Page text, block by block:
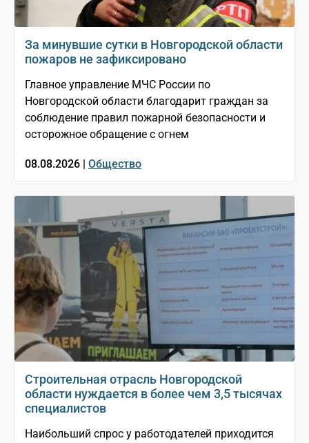
За минувшие сутки в Новгородской области
пожаров не зафиксировано
Главное управление МЧС России по
Новгородской области благодарит граждан за
соблюдение правил пожарной безопасности и
осторожное обращение с огнем
08.08.2026 | Общество
Строительная отрасль Новгородской
области нуждается в более чем 3,5 тысячах
специалистов
Наибольший спрос у работодателей приходится